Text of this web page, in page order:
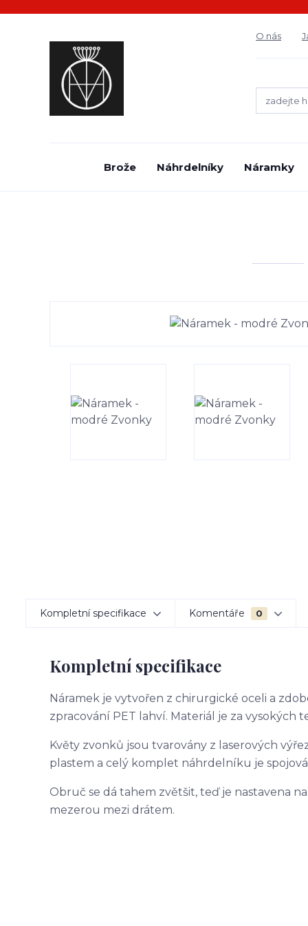
O nás
Brože Náhrdelníky Náramky
Kompletní specifikace Komentáře 0
Kompletní specifikace
Náramek je vytvořen z chirurgické oceli a
zpracování PET lahví. Materiál je za
Květy zvonků jsou tvarovány z laserových
plastem a celý komplet náhrdelníku je
Obruč se dá tahem zvětšit, teď je nastavena
mezerou mezi drátem.